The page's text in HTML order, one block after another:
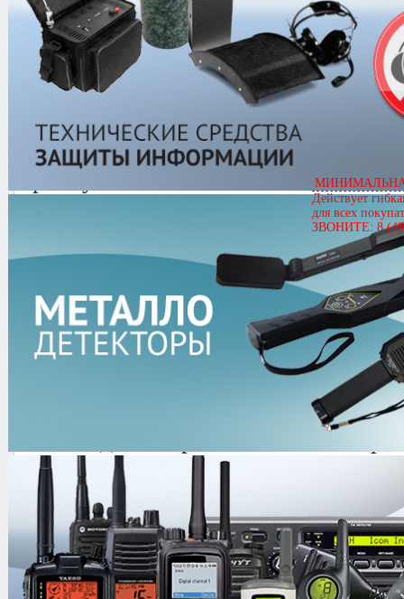
Каталог/Металлодетекторы/
SFT 7280/7280М
AKA СОРЕКС SFT 7280/
AKA СОРЕКС SFT 7280/7280М
3.4/5оценка (27 голосов)
Действует
для всех
ЗВОНИТЕ: 8
металлодетектор с технологией
гармонической фильтрации (SFT).
одним из самых популярных
любительского и
все необходимые функции для
полезен как новичкам, так и